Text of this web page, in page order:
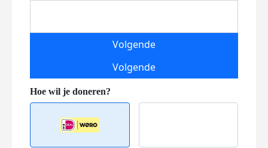
Volgende
Volgende